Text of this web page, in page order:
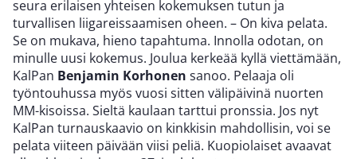
seura erilaisen yhteisen kokemuksen tutun ja
turvallisen liigareissaamisen oheen. – On kiva pelata.
Se on mukava, hieno tapahtuma. Innolla odotan, on
minulle uusi kokemus. Joulua kerkeää kyllä viettämään,
KalPan Benjamin Korhonen sanoo. Pelaaja oli
työntouhussa myös vuosi sitten välipäivinä nuorten
MM-kisoissa. Sieltä kaulaan tarttui pronssia. Jos nyt
KalPan turnauskaavio on kinkkisin mahdollisin, voi se
pelata viiteen päivään viisi peliä. Kuopiolaiset avaavat